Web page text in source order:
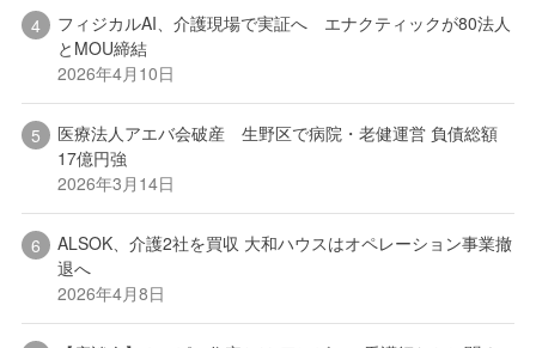
フィジカルAI、介護現場で実証へ エナクティックが80法人
とMOU締結
2026年4月10日
医療法人アエバ会破産 生野区で病院・老健運営 負債総額
17億円強
2026年3月14日
ALSOK、介護2社を買収 大和ハウスはオペレーション事業撤
退へ
2026年4月8日